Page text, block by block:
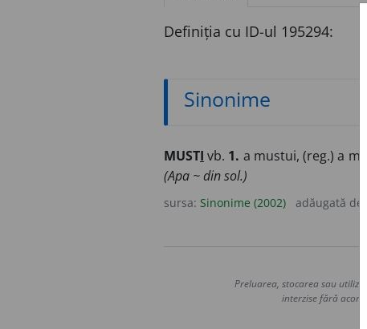
Definiția cu ID-ul 195294:
Sinonime
MUSTI vb. 1. a mustui, (reg.) a
(Apa ~ din sol.)
sursa: Sinonime (2002) adăugată de
Preluarea, stocarea sau
interzise fără